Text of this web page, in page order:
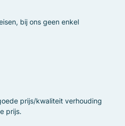
bij ons geen enkel
prijs/kwaliteit verhouding
prijs.